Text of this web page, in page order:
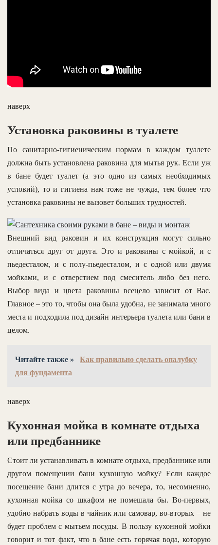
наверх
Установка раковины в туалете
По санитарно-гигиеническим нормам в каждом туалете
должна быть установлена раковина для мытья рук. Если уж
в бане будет туалет (а это одно из самых необходимых
условий), то и гигиена нам тоже не чужда, тем более что
установка раковины не вызовет больших трудностей.
Внешний вид раковин и их конструкция могут сильно
отличаться друг от друга. Это и раковины с мойкой, и с
пьедесталом, и с полу-пьедесталом, и с одной или двумя
мойками, и с отверстием под смеситель либо без него.
Выбор вида и цвета раковины всецело зависит от Вас.
Главное – это то, чтобы она была удобна, не занимала много
места и подходила под дизайн интерьера туалета или бани в
целом.
Читайте также »
Как правильно сделать опалубку
для фундамента
наверх
Кухонная мойка в комнате отдыха
или предбаннике
Стоит ли устанавливать в комнате отдыха, предбаннике или
другом помещении бани кухонную мойку? Если каждое
посещение бани длится с утра до вечера, то, несомненно,
кухонная мойка со шкафом не помешала бы. Во-первых,
удобно набрать воды в чайник или самовар, во-вторых – не
будет проблем с мытьем посуды. В пользу кухонной мойки
говорит и тот факт, что в бане есть горячая вода, которую